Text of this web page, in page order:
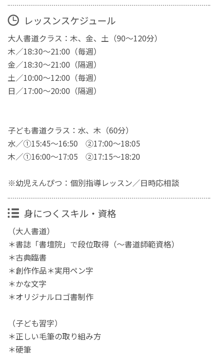
レッスンスケジュール
大人書道クラス：木、金、土（90～120分）
木／18:30～21:00（毎週）
金／18:30～21:00（隔週）
土／10:00～12:00（毎週）
日／17:00～20:00（隔週）
子ども書道クラス：水、木（60分）
水／①15:45～16:50 ②17:00～18:05
木／①16:00～17:05 ②17:15～18:20
※幼児えんぴつ：個別指導レッスン／日時応相談
身につくスキル・資格
（大人書道）
＊書誌「書壇院」で段位取得（～書道師範資格）
＊古典臨書
＊創作作品＊実用ペン字
＊かな文字
＊オリジナルロゴ書制作
（子ども習字）
＊正しい毛筆の取り組み方
＊硬筆